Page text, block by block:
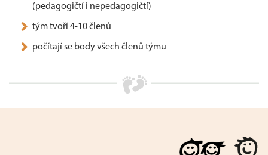
(pedagogičtí i nepedagogičtí)
tým tvoří 4-10 členů
počítají se body všech členů týmu